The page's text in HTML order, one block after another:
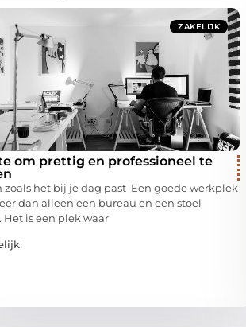
ZAKELIJK
om prettig en professioneel te
zoals het bij je dag past Een goede werkplek
dan alleen een bureau en een stoel
Het is een plek waar